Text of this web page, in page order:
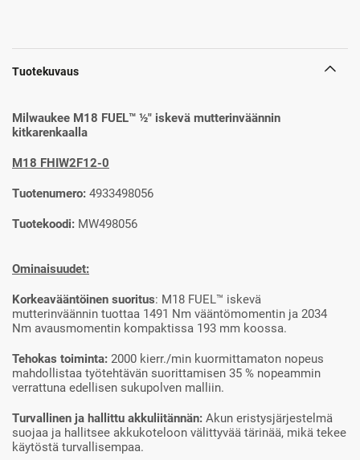
Tuotekuvaus
Milwaukee M18 FUEL™ ½″ iskevä mutterinväännin
kitkarenkaalla
M18 FHIW2F12-0
Tuotenumero: 4933498056
Tuotekoodi: MW498056
Ominaisuudet:
Korkeavääntöinen suoritus: M18 FUEL™ iskevä
mutterinväännin tuottaa 1491 Nm vääntömomentin ja 2034
Nm avausmomentin kompaktissa 193 mm koossa.
Tehokas toiminta: 2000 kierr./min kuormittamaton nopeus
mahdollistaa työtehtävän suorittamisen 35 % nopeammin
verrattuna edellisen sukupolven malliin.
Turvallinen ja hallittu akkuliitännän: Akun eristysjärjestelmä
suojaa ja hallitsee akkukoteloon välittyvää tärinää, mikä tekee
käytöstä turvallisempaa.